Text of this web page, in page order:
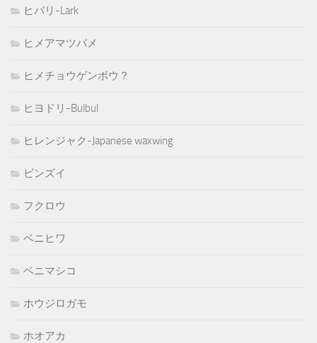
ヒバリ-Lark
ヒメアマツバメ
ヒメチョウゲンボウ？
ヒヨドリ-Bulbul
ヒレンジャク-Japanese waxwing
ビンズイ
フクロウ
ベニヒワ
ベニマシコ
ホウジロガモ
ホオアカ